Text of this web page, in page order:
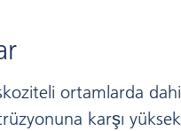
ortamlarda dahi
karşı